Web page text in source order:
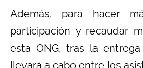
Además, para hacer
participación y recaudar
esta ONG, tras la
llevará a cabo entre los